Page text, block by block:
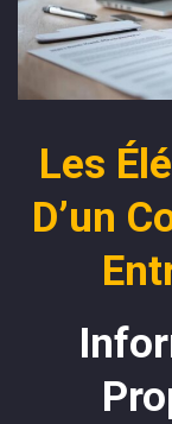
Les
D’un